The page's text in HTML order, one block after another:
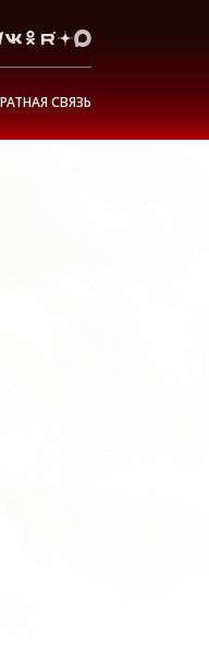
СВЯЗЬ